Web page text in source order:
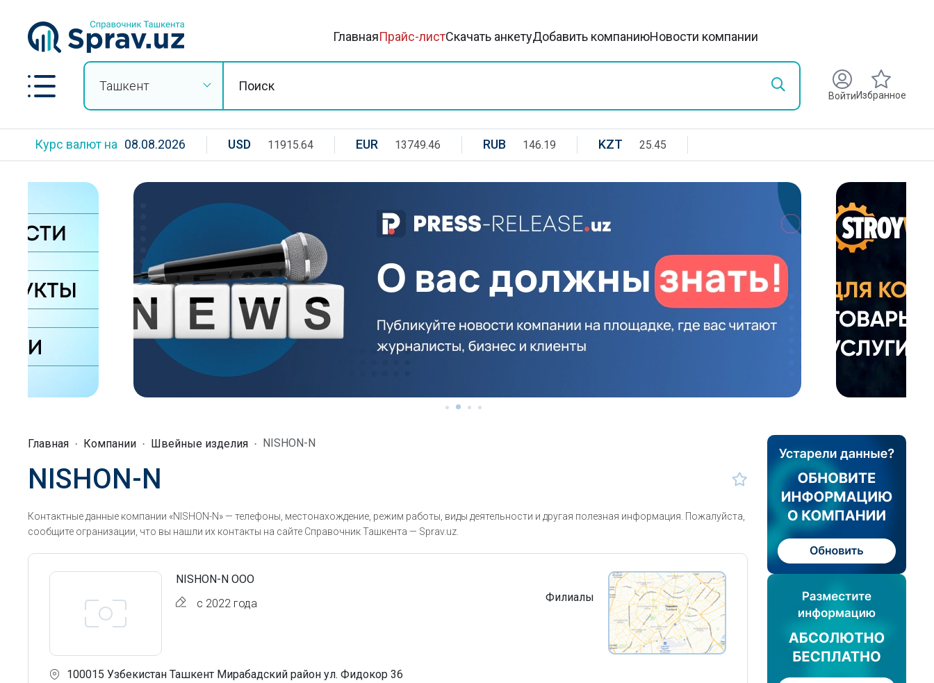
ГлавнаяПрайс-листСкачать анкетуДобавить компаниюНовости компании
Ташкент
ВойтиИзбранное
Курс валют на 08.08.2026 USD 11915.64 EUR 13749.46 RUB 146.19 KZT 25.45
Главная Компании Швейные изделия NISHON-N
NISHON-N
Контактные данные компании «NISHON-N» — телефоны, местонахождение, режим работы, виды деятельности и другая полезная информация. Пожалуйста,
сообщите огранизации, что вы нашли их контакты на сайте Справочник Ташкента — Sprav.uz.
NISHON-N ООО
с 2022 года
Филиалы
100015 Узбекистан Ташкент Мирабадский район ул. Фидокор 36